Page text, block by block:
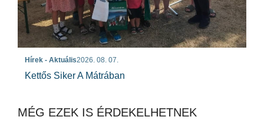
Hírek - Aktuális2026. 08. 07.
Kettős Siker A Mátrában
MÉG EZEK IS ÉRDEKELHETNEK